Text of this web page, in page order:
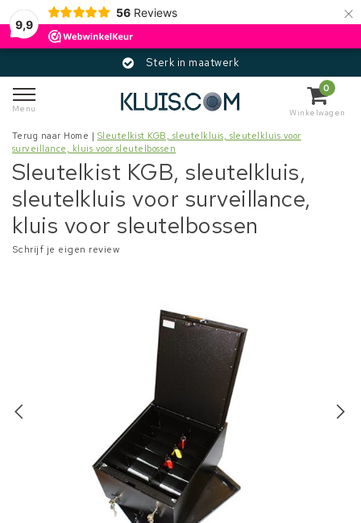
9,9
56 Reviews ×
Sterk in maatwerk
Menu
0
Winkelwagen
Terug naar Home | Sleutelkist KGB, sleutelkluis, sleutelkluis voor
surveillance, kluis voor sleutelbossen
Sleutelkist KGB, sleutelkluis,
sleutelkluis voor surveillance,
kluis voor sleutelbossen
Schrijf je eigen review